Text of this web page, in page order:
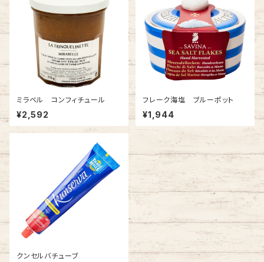
ミラベル コンフィチュール
¥2,592
フレーク海塩 ブルーポット
¥1,944
クンセルバチューブ